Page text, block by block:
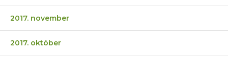
2017. november
2017. október